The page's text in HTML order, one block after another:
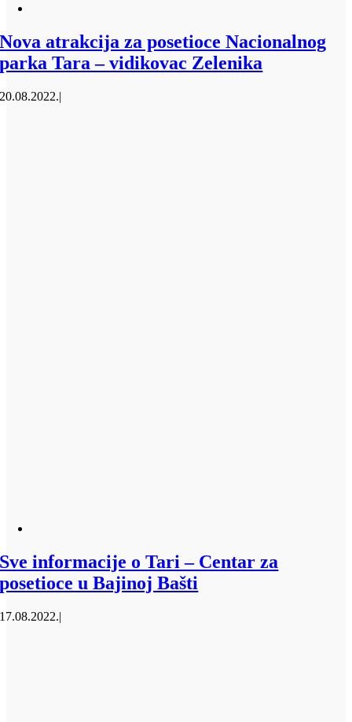
Nova atrakcija za posetioce Nacionalnog
parka Tara – vidikovac Zelenika
20.08.2022.|
Sve informacije o Tari – Centar za
posetioce u Bajinoj Bašti
17.08.2022.|